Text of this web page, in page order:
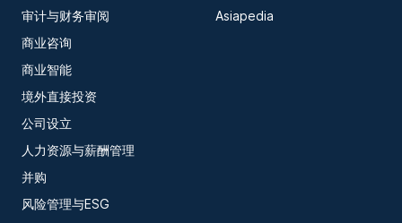
审计与财务审阅
商业咨询
商业智能
境外直接投资
公司设立
人力资源与薪酬管理
并购
风险管理与ESG
Asiapedia